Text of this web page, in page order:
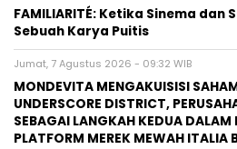
FAMILIARITÉ: Ketika Sinema
Sebuah Karya Puitis
Jumat, 7 Agustus 2026 - 09:32 WIB
MONDEVITA MENGAKUISISI
UNDERSCORE DISTRICT,
SEBAGAI LANGKAH KEDUA DALAM
PLATFORM MEREK MEWAH ITALIA